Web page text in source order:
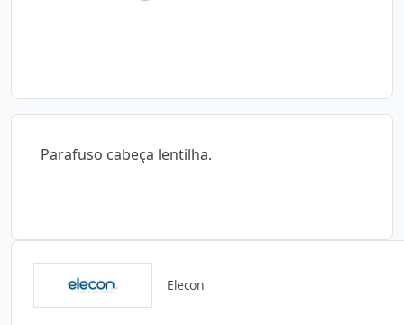
Parafuso cabeça lentilha.
Elecon
Catálogos para Download